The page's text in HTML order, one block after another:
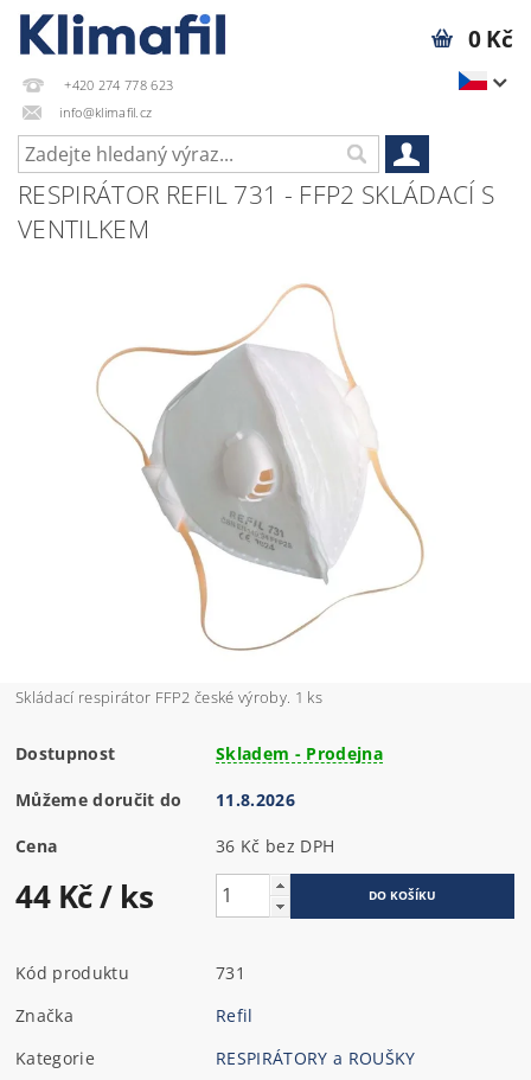
+420 274 778 623
info@klimafil.cz
0 Kč
RESPIRÁTOR REFIL 731 - FFP2 SKLÁDACÍ S
VENTILKEM
Skládací respirátor FFP2 české výroby. 1 ks
Dostupnost Skladem - Prodejna
Můžeme doručit do 11.8.2026
Cena 36 Kč bez DPH
44 Kč/ ks
Kód produktu
731
Značka
Refil
Kategorie
RESPIRÁTORY a ROUŠKY